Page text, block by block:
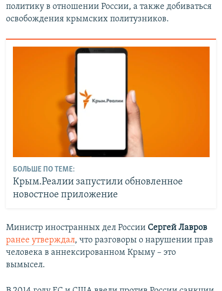
политику в отношении России, а также добиваться
освобождения крымских политузников.
БОЛЬШЕ ПО ТЕМЕ:
Крым.Реалии запустили обновленное
новостное приложение
Министр иностранных дел России Сергей Лавров
ранее утверждал, что разговоры о нарушении прав
человека в аннексированном Крыму – это
вымысел.